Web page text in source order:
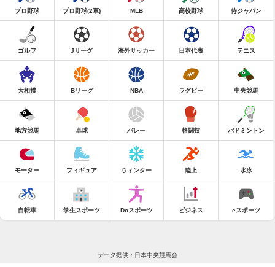
プロ野球 プロ野球(2軍) MLB 高校野球 侍ジャパン
ゴルフ Jリーグ 海外サッカー 日本代表 テニス
大相撲 Bリーグ NBA ラグビー 中央競馬
地方競馬 卓球 バレー 格闘技 バドミントン
モーター フィギュア ウィンター 陸上 水泳
自転車 学生スポーツ Doスポーツ ビジネス eスポーツ
データ提供：日本中央競馬会